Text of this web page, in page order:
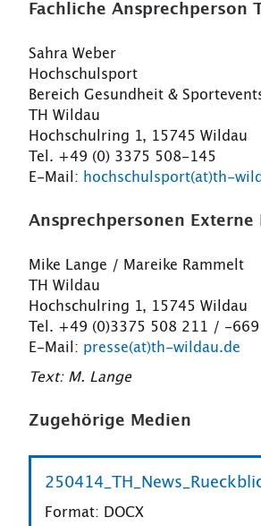
Fachliche Ansprechperson
Sahra Weber
Hochschulsport
Bereich Gesundheit &
TH Wildau
Hochschulring 1, 15745 Wildau
Tel. +49 (0) 3375 508-145
E-Mail: hochschulsport(at)th-
Ansprechpersonen
Mike Lange / Mareike Rammelt
TH Wildau
Hochschulring 1, 15745 Wildau
Tel. +49 (0)3375 508 211 / -669
E-Mail: presse(at)th-wildau.de
Text: M. Lange
Zugehörige Medien
Format: DOCX